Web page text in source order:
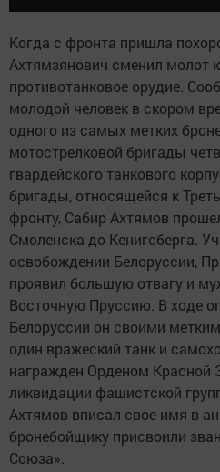
Когда с фронта пришла
Ахтямзянович сменил молот
противотанковое орудие.
молодой человек в скором
одного из самых метких
мотострелковой бригады
гвардейского танкового
бригады, относящейся к
фронту, Сабир Ахтямов
Смоленска до Кенигсберга.
освобождении Белоруссии,
проявил большую отвагу и
Восточную Пруссию. В ходе
Белоруссии он своими
один вражеский танк и
награжден Орденом Красной
ликвидации фашистской
Ахтямов вписал свое имя в
бронебойщику присвоили
Союза».